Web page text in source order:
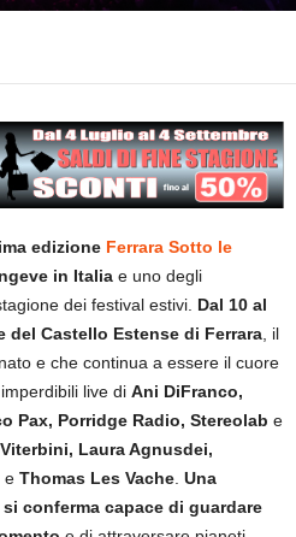
edizione Ferrara Sotto le
in Italia e uno degli
dei festival estivi. Dal 10 al
Castello Estense di Ferrara, il
e che continua a essere il cuore
live di Ani DiFranco,
Pax, Porridge Radio, Stereolab e
Laura Agnusdei,
e Thomas Les Vache. Una
conferma capace di guardare